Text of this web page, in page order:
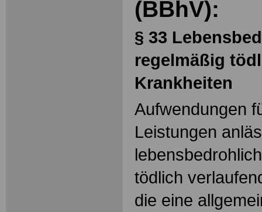
(BBhV):
§ 33
regelmäßig
Krankheiten
Aufwendungen
Leistungen
tödlich
die eine